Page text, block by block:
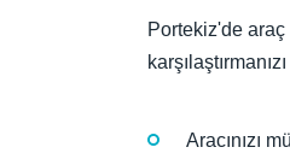
Portekiz'de
Aracınızı